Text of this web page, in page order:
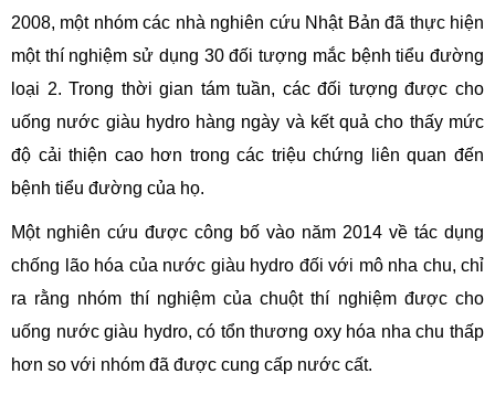
2008, một nhóm các nhà nghiên cứu Nhật Bản đã thực hiện
một thí nghiệm sử dụng 30 đối tượng mắc bệnh tiểu đường
loại 2. Trong thời gian tám tuần, các đối tượng được cho
uống nước giàu hydro hàng ngày và kết quả cho thấy mức
độ cải thiện cao hơn trong các triệu chứng liên quan đến
bệnh tiểu đường của họ.
Một nghiên cứu được công bố vào năm 2014 về tác dụng
chống lão hóa của nước giàu hydro đối với mô nha chu, chỉ
ra rằng nhóm thí nghiệm của chuột thí nghiệm được cho
uống nước giàu hydro, có tổn thương oxy hóa nha chu thấp
hơn so với nhóm đã được cung cấp nước cất.